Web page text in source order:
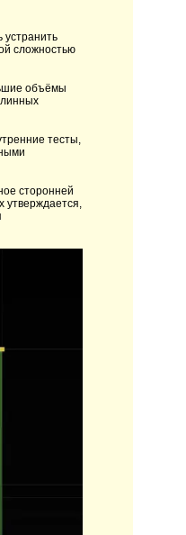
сложностью
объёмы
тесты,
сторонней
утверждается,